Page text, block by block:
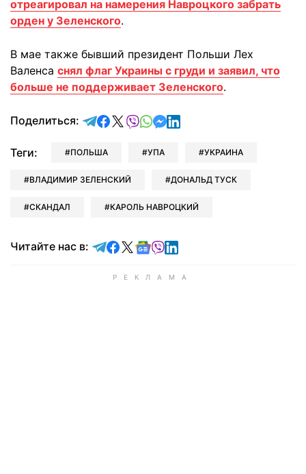
отреагировал на намерения Навроцкого забрать
орден у Зеленского.
В мае также бывший президент Польши Лех
Валенса снял флаг Украины с груди и заявил, что
больше не поддерживает Зеленского.
Поделиться: отправить в Telegram
поделиться в Facebook
поделиться в X
отправить в Viber
отправить в Whatsapp
отправить в Messenger
отправить в LinkedIn
Теги: ПОЛЬША УПА УКРАИНА
ВЛАДИМИР ЗЕЛЕНСКИЙ ДОНАЛЬД ТУСК
СКАНДАЛ КАРОЛЬ НАВРОЦКИЙ
Читайте нас в: Читайте в Telegram
Читайте в Facebook
Читайте в X
Читайте в Google news
Читайте в Viber
Читайте в LinkedIn